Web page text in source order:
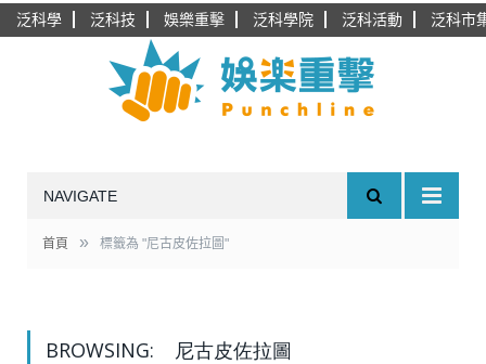
泛科學 泛科技 娛樂重擊 泛科學院 泛科活動 泛科市
NAVIGATE
首頁 » 標籤為 "尼古皮佐拉圖"
BROWSING: 尼古皮佐拉圖